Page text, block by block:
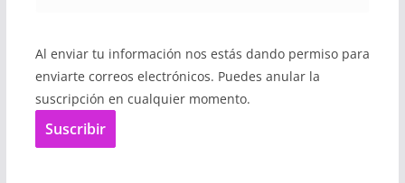
Al enviar tu información nos estás dando permiso para
enviarte correos electrónicos. Puedes anular la
suscripción en cualquier momento.
Suscribir